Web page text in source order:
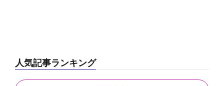
人気記事ランキング